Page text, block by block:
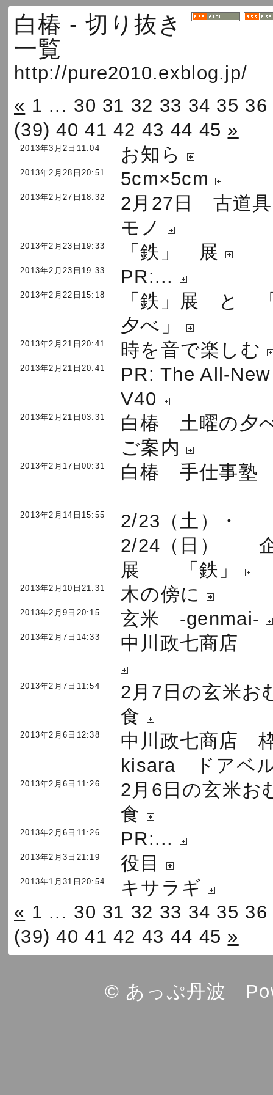
白椿 - 切り抜き
一覧
http://pure2010.exblog.jp/
« 1 ... 30 31 32 33 34 35 36
(39) 40 41 42 43 44 45 »
2013年3月2日11:04 お知ら
2013年2月28日20:51 5cm×5cm
2013年2月27日18:32
2月27日 古道
モノ
2013年2月23日19:33 「鉄」 展
2013年2月23日19:33 PR:...
2013年2月22日15:18
「鉄」展 と
夕べ」
2013年2月21日20:41 時を音で楽しむ
2013年2月21日20:41
PR: The All-
V40
2013年2月21日03:31
白椿 土曜の夕
ご案内
2013年2月17日00:31 白椿 手仕事塾
2013年2月14日15:55
2/23（土）・
2/24（日）
展 「鉄」
2013年2月10日21:31 木の傍に
2013年2月9日20:15 玄米 -genmai-
2013年2月7日14:33 中川政七商店
2013年2月7日11:54
2月7日の玄米お
食
2013年2月6日12:38
中川政七商店
kisara ドアベ
2013年2月6日11:26
2月6日の玄米お
食
2013年2月6日11:26 PR:...
2013年2月3日21:19 役目
2013年1月31日20:54
キサラギ
« 1 ... 30 31 32 33 34 35 36
(39) 40 41 42 43 44 45 »
© あっぷ丹波